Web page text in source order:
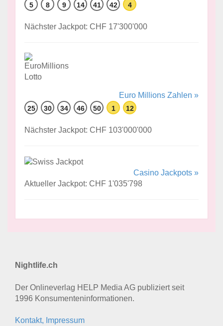
5 8 9 14 41 42 4
Nächster Jackpot: CHF 17'300'000
Euro Millions Zahlen »
25 30 34 46 50 1 12
Nächster Jackpot: CHF 103'000'000
Casino Jackpots »
Aktueller Jackpot: CHF 1'035'798
Nightlife.ch
Der Onlineverlag HELP Media AG publiziert seit
1996 Konsumenten­informationen.
Kontakt, Impressum